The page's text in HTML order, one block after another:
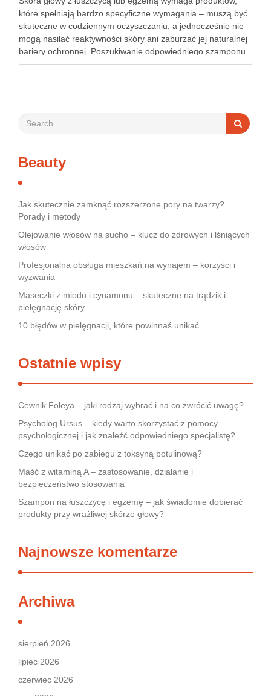
które spełniają bardzo specyficzne wymagania – muszą być
skuteczne w codziennym oczyszczaniu, a jednocześnie nie
mogą nasilać reaktywności skóry ani zaburzać jej naturalnej
bariery ochronnej. Poszukiwanie odpowiedniego szamponu
bywa dla wielu pacjentów procesem długim i frustrującym, bo
Beauty
Jak skutecznie zamknąć rozszerzone pory na twarzy?
Porady i metody
Olejowanie włosów na sucho – klucz do zdrowych i lśniących
włosów
Profesjonalna obsługa mieszkań na wynajem – korzyści i
wyzwania
Maseczki z miodu i cynamonu – skuteczne na trądzik i
pielęgnację skóry
10 błędów w pielęgnacji, które powinnaś unikać
Ostatnie wpisy
Cewnik Foleya – jaki rodzaj wybrać i na co zwrócić uwagę?
Psycholog Ursus – kiedy warto skorzystać z pomocy
psychologicznej i jak znaleźć odpowiedniego specjalistę?
Czego unikać po zabiegu z toksyną botulinową?
Maść z witaminą A – zastosowanie, działanie i
bezpieczeństwo stosowania
Szampon na łuszczycę i egzemę – jak świadomie dobierać
produkty przy wrażliwej skórze głowy?
Najnowsze komentarze
Archiwa
sierpień 2026
lipiec 2026
czerwiec 2026